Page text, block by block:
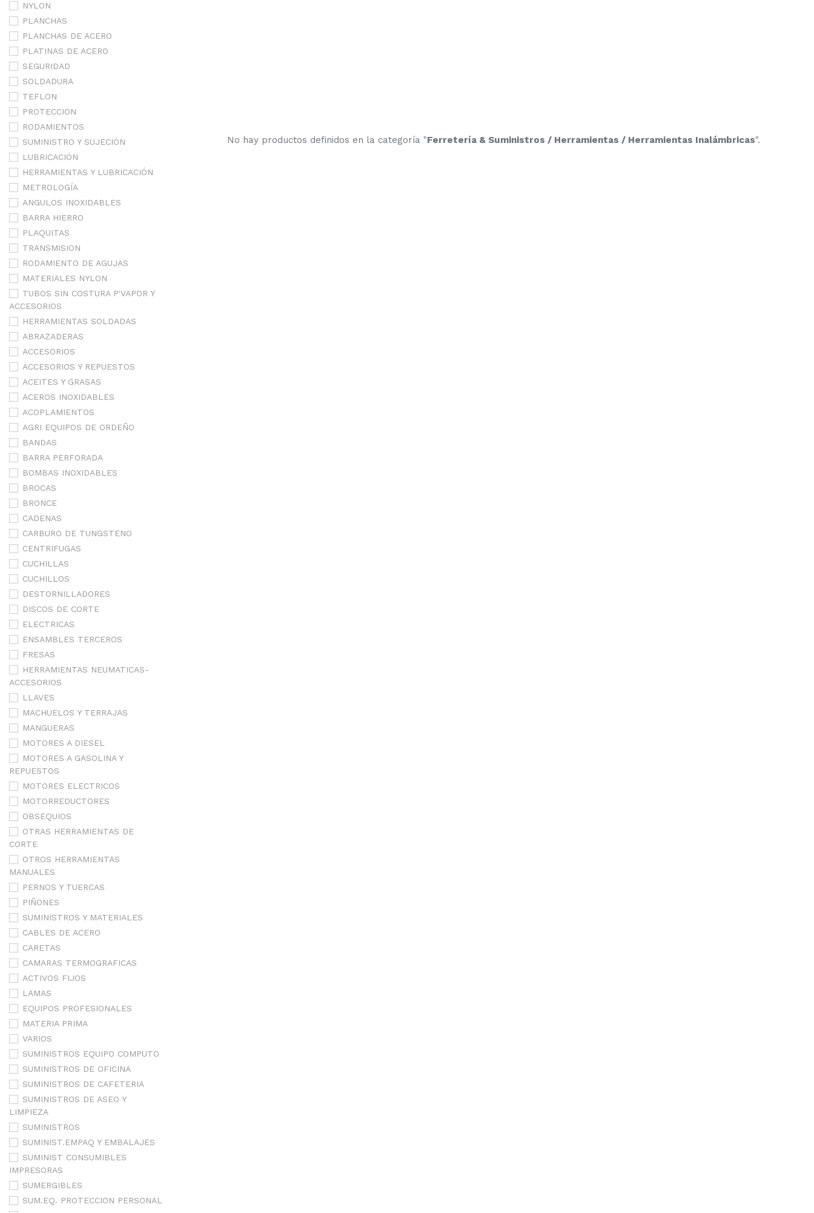
NYLON
PLANCHAS
PLANCHAS DE ACERO
PLATINAS DE ACERO
SEGURIDAD
SOLDADURA
TEFLON
PROTECCION
RODAMIENTOS
SUMINISTRO Y SUJECIÓN
LUBRICACIÓN
HERRAMIENTAS Y LUBRICACIÓN
METROLOGÍA
ANGULOS INOXIDABLES
BARRA HIERRO
PLAQUITAS
TRANSMISION
RODAMIENTO DE AGUJAS
MATERIALES NYLON
TUBOS SIN COSTURA P'VAPOR Y
ACCESORIOS
HERRAMIENTAS SOLDADAS
ABRAZADERAS
ACCESORIOS
ACCESORIOS Y REPUESTOS
ACEITES Y GRASAS
ACEROS INOXIDABLES
ACOPLAMIENTOS
AGRI EQUIPOS DE ORDEÑO
BANDAS
BARRA PERFORADA
BOMBAS INOXIDABLES
BROCAS
BRONCE
CADENAS
CARBURO DE TUNGSTENO
CENTRIFUGAS
CUCHILLAS
CUCHILLOS
DESTORNILLADORES
DISCOS DE CORTE
ELECTRICAS
ENSAMBLES TERCEROS
FRESAS
HERRAMIENTAS NEUMATICAS-
ACCESORIOS
LLAVES
MACHUELOS Y TERRAJAS
MANGUERAS
MOTORES A DIESEL
MOTORES A GASOLINA Y
REPUESTOS
MOTORES ELECTRICOS
MOTORREDUCTORES
OBSEQUIOS
OTRAS HERRAMIENTAS DE
CORTE
OTROS HERRAMIENTAS
MANUALES
PERNOS Y TUERCAS
PIÑONES
SUMINISTROS Y MATERIALES
CABLES DE ACERO
CARETAS
CAMARAS TERMOGRAFICAS
ACTIVOS FIJOS
LAMAS
EQUIPOS PROFESIONALES
MATERIA PRIMA
VARIOS
SUMINISTROS EQUIPO COMPUTO
SUMINISTROS DE OFICINA
SUMINISTROS DE CAFETERIA
SUMINISTROS DE ASEO Y
LIMPIEZA
SUMINISTROS
SUMINIST.EMPAQ Y EMBALAJES
SUMINIST CONSUMIBLES
IMPRESORAS
SUMERGIBLES
SUM.EQ. PROTECCION PERSONAL
No hay productos definidos en la categoría "Ferretería & Suministros / Herramientas / Herramientas Inalámbricas".